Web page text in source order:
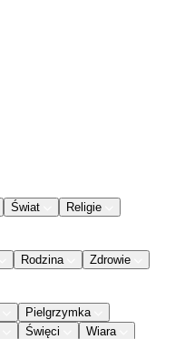
Świat
Religie
Rodzina
Zdrowie
Pielgrzymka
Święci Wiara